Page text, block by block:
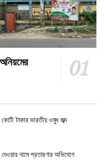
কোটি টাকার ভারতীয় ওষুধ জব্দ
নামে প্রতারণার অভিযোগ